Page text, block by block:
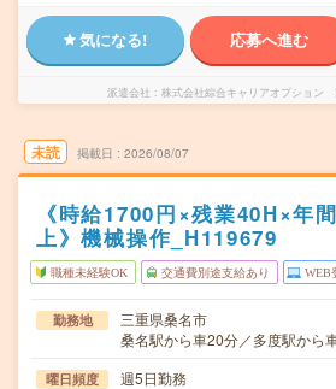
気になる! 応募へ進む
派遣会社 株式会社綜合キャリアオプション
未読 掲載日 2026/08/07
《時給1700円×残業40H×年
上》機械操作_H119679
職種未経験OK 交通費別途支給あり WEB
勤務地
三重県桑名市
桑名駅から車20分／多度駅から
曜日頻度 週5日勤務